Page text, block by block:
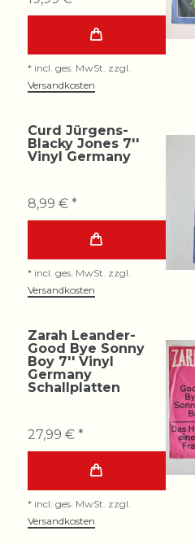
* incl. ges. MwSt. zzgl.
Versandkosten
Curd Jürgens-
Blacky Jones 7''
Vinyl Germany
8,99 € *
* incl. ges. MwSt. zzgl.
Versandkosten
Zarah Leander-
Good Bye Sonny
Boy 7'' Vinyl
Germany
Schallplatten
27,99 € *
* incl. ges. MwSt. zzgl.
Versandkosten